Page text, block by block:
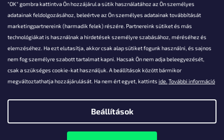
"OK" gombra kattintva Ön hozzájárul a sütik használatához az Ön személyes
adatainak feldolgozásához, beleértve az Ön személyes adatainak továbbítását
marketingpartnereink (harmadik felek) részére. Partnereink sütiket és más
technológiákat is használnak a hirdetések személyre szabásához, méréséhez és
elemzéséhez. Ha ezt elutasítja, akkor csak alap sütiket fogunk használni, és sajnos
nem fog személyre szabott tartalmat kapni. Hacsak Ön nem adja beleegyezését,
csak a szükséges cookie-kat használjuk. A beállítások között bármikor
megváltoztathatja hozzájárulását. Ha nem ért egyet, kattints ide. További információ
Beállítások